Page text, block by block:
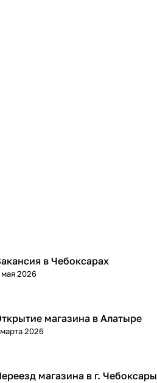
в Чебоксарах
мая 2026
магазина в Алатыре
2026
магазина в г. Чебоксары